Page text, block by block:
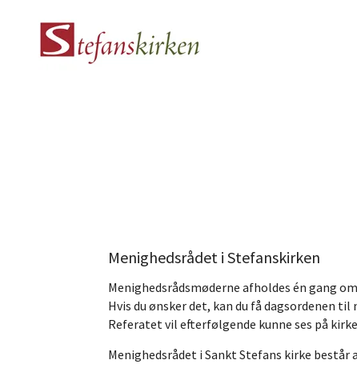
Menighedsrådet i Stefanskirken
Menighedsrådsmøderne afholdes én gang
Hvis du ønsker det, kan du få dagsordenen
Referatet vil efterfølgende kunne ses på
Menighedsrådet i Sankt Stefans kirke